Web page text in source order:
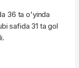
36 ta o'yinda
safida 31 ta gol